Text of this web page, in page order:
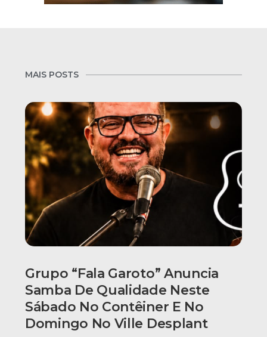
MAIS POSTS
Grupo “Fala Garoto” Anuncia
Samba De Qualidade Neste
Sábado No Contêiner E No
Domingo No Ville Desplant